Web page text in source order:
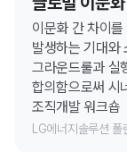
이문화 간 차이
발생하는 기대와
그라운드룰과 실
합의함으로써 시
조직개발 워크숍
LG에너지솔루션